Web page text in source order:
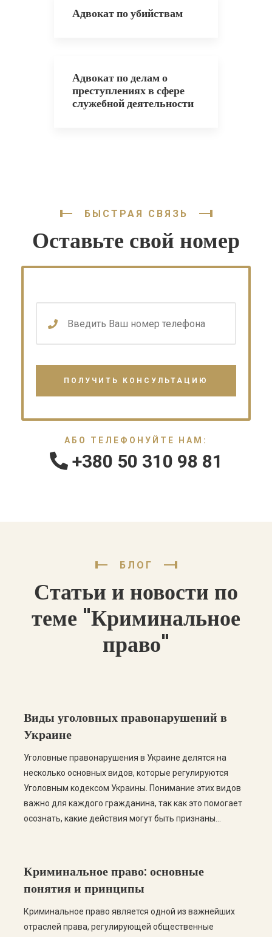
Адвокат по убийствам
Адвокат по делам о
преступлениях в сфере
служебной деятельности
БЫСТРАЯ СВЯЗЬ
Оставьте свой номер
АБО ТЕЛЕФОНУЙТЕ НАМ:
+380 50 310 98 81
БЛОГ
Статьи и новости по
теме "Криминальное
право"
Виды уголовных правонарушений в
Украине
Уголовные правонарушения в Украине делятся на
несколько основных видов, которые регулируются
Уголовным кодексом Украины. Понимание этих видов
важно для каждого гражданина, так как это помогает
осознать, какие действия могут быть признаны
кодексу Украины, уголовные правонарушения делятся
на три основные […]
Криминальное право: основные
понятия и принципы
Криминальное право является одной из важнейших
отраслей права, регулирующей общественные